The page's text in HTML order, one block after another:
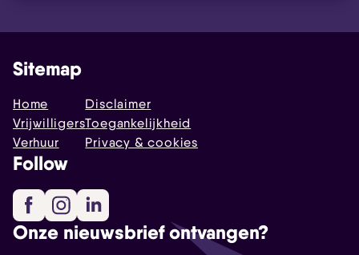
Sitemap
Home
Vrijwilligers
Verhuur
Disclaimer
Toegankelijkheid
Privacy & cookies
Follow
FacebookInstagram
Onze nieuwsbrief ontvangen?